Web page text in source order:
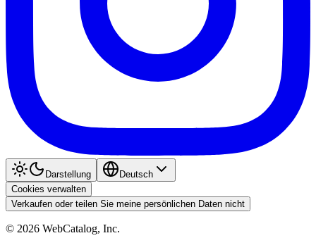
Darstellung
Deutsch
Cookies verwalten
Verkaufen oder teilen Sie meine persönlichen Daten nicht
© 2026 WebCatalog, Inc.